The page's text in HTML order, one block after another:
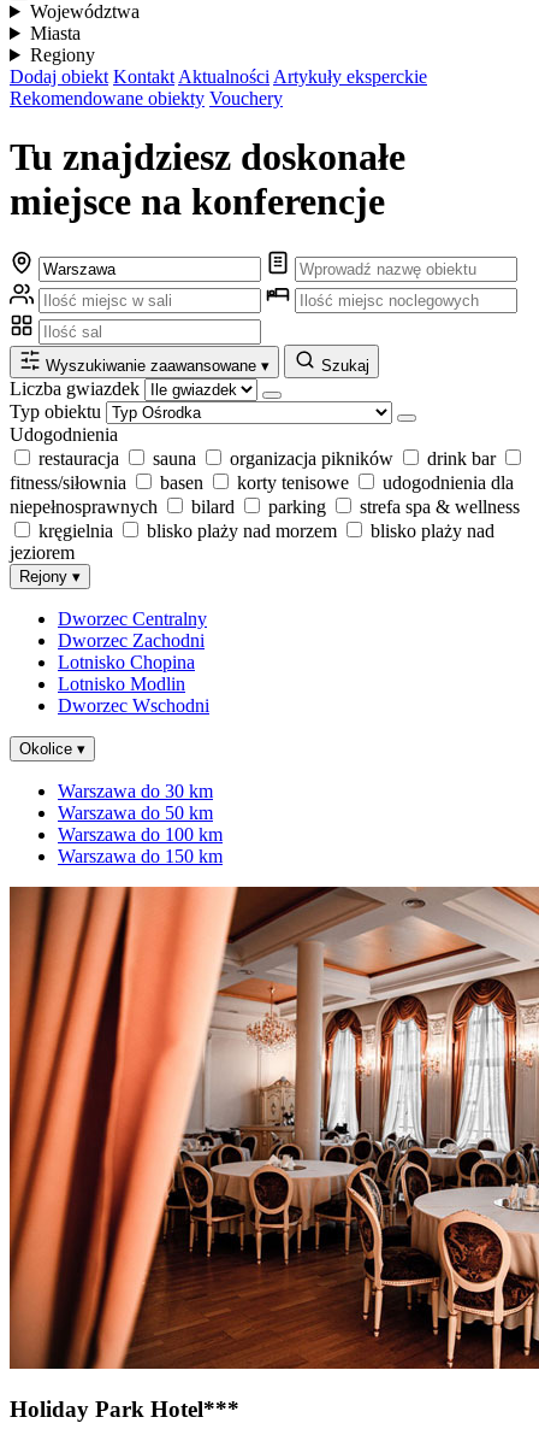
Województwa
Miasta
Regiony
Dodaj obiekt Kontakt Aktualności Artykuły eksperckie
Rekomendowane obiekty Vouchery
Tu znajdziesz doskonałe
miejsce na konferencje
Wyszukiwanie zaawansowane ▾ Szukaj
Liczba gwiazdek
Typ obiektu
Udogodnienia
restauracja
sauna organizacja pikników
drink bar
fitness/siłownia
basen korty tenisowe
udogodnienia dla
niepełnosprawnych
bilard parking
strefa spa & wellness
kręgielnia
blisko plaży nad morzem
blisko plaży nad
jeziorem
Rejony ▾
Dworzec Centralny
Dworzec Zachodni
Lotnisko Chopina
Lotnisko Modlin
Dworzec Wschodni
Okolice ▾
Warszawa do 30 km
Warszawa do 50 km
Warszawa do 100 km
Warszawa do 150 km
Holiday Park Hotel***